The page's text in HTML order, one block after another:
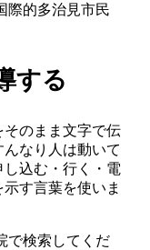
際的多治見市民
する
のまま文字で伝
なり人は動いて
し込む・行く・電
す言葉を使いま
で検索してくだ